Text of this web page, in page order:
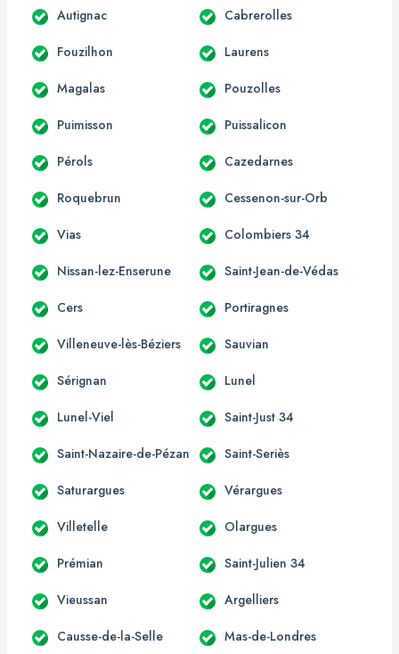
Autignac Cabrerolles
Fouzilhon Laurens
Magalas Pouzolles
Puimisson Puissalicon
Pérols Cazedarnes
Roquebrun Cessenon-sur-Orb
Vias Colombiers 34
Nissan-lez-Enserune Saint-Jean-de-Védas
Cers Portiragnes
Villeneuve-lès-Béziers Sauvian
Sérignan Lunel
Lunel-Viel Saint-Just 34
Saint-Nazaire-de-Pézan Saint-Seriès
Saturargues Vérargues
Villetelle Olargues
Prémian Saint-Julien 34
Vieussan Argelliers
Causse-de-la-Selle Mas-de-Londres